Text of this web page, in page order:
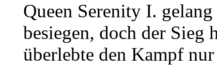
Queen Serenity I.
besiegen, doch der Sieg
überlebte den Kampf